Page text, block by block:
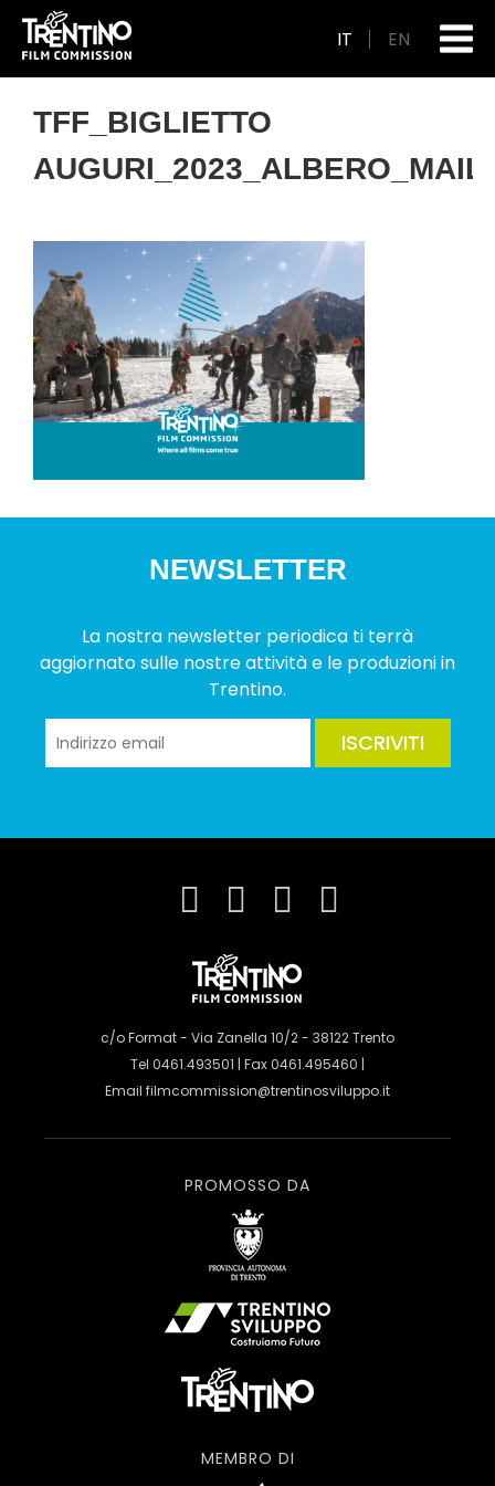
IT EN
TFF_BIGLIETTO
AUGURI_2023_ALBERO_MAIL
NEWSLETTER
La nostra newsletter periodica ti terrà
aggiornato sulle nostre attività e le produzioni in
Trentino.
ISCRIVITI
c/o Format - Via Zanella 10/2 - 38122 Trento
Tel 0461.493501 | Fax 0461.495460 |
Email filmcommission@trentinosviluppo.it
PROMOSSO DA
MEMBRO DI